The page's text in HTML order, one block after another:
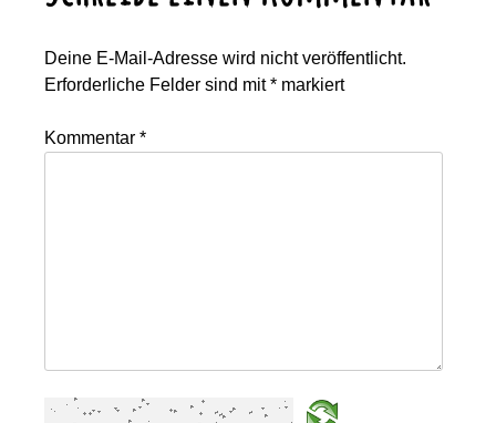
Deine E-Mail-Adresse wird nicht veröffentlicht.
Erforderliche Felder sind mit* markiert
Kommentar*